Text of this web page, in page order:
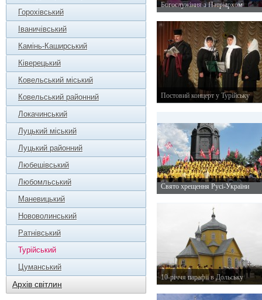
Горохівський
Іваничівський
Камінь-Каширський
Ківерецький
Ковельський міський
Ковельський районний
Локачинський
Луцький міський
Луцький районний
Любешівський
Любомльський
Маневицький
Нововолинський
Ратнівський
Турійський
Цуманський
Архів світлин
Богослужіння з Патріархом
Постовий концерт у Турійську
Свято хрещення Русі-України
10-річчя парафії в Дольську